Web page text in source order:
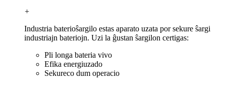
+
Industria baterioŝargilo estas aparato uzata por sekure ŝargi
industriajn bateriojn. Uzi la ĝustan ŝargilon certigas:
Pli longa bateria vivo
Efika energiuzado
Sekureco dum operacio